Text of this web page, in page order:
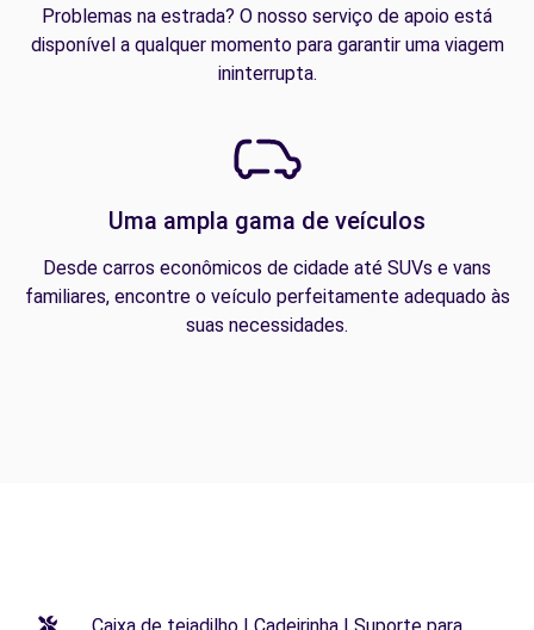
Problemas na estrada? O nosso serviço de apoio está
disponível a qualquer momento para garantir uma viagem
ininterrupta.
Uma ampla gama de veículos
Desde carros econômicos de cidade até SUVs e vans
familiares, encontre o veículo perfeitamente adequado às
suas necessidades.